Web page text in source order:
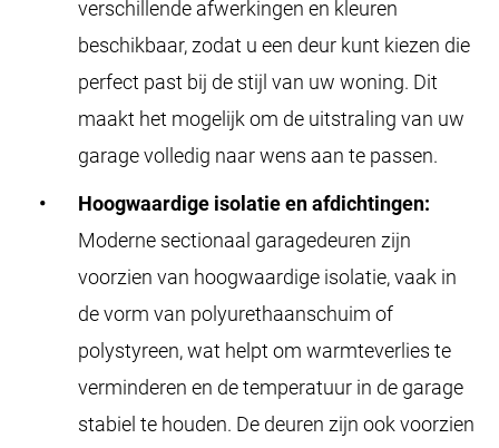
verschillende afwerkingen en kleuren
beschikbaar, zodat u een deur kunt kiezen die
perfect past bij de stijl van uw woning. Dit
maakt het mogelijk om de uitstraling van uw
garage volledig naar wens aan te passen.
Hoogwaardige isolatie en afdichtingen:
Moderne sectionaal garagedeuren zijn
voorzien van hoogwaardige isolatie, vaak in
de vorm van polyurethaanschuim of
polystyreen, wat helpt om warmteverlies te
verminderen en de temperatuur in de garage
stabiel te houden. De deuren zijn ook voorzien